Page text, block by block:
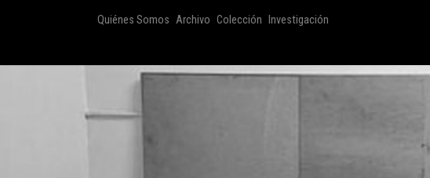
Quiénes Somos Archivo Colección Investigación